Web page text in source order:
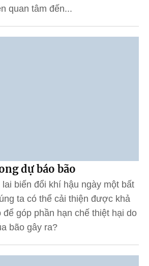
quan tâm đến...
dự báo bão
biến đổi khí hậu ngày một bất
ta có thể cải thiện được khả
góp phần hạn chế thiệt hại do
bão gây ra?